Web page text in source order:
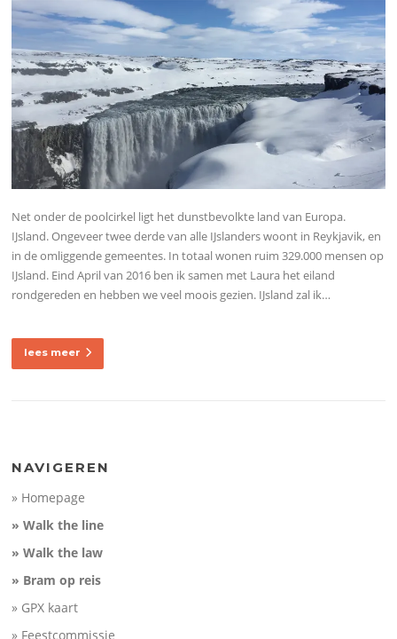
Net onder de poolcirkel ligt het dunstbevolkte land van Europa.
IJsland. Ongeveer twee derde van alle IJslanders woont in Reykjavik, en
in de omliggende gemeentes. In totaal wonen ruim 329.000 mensen op
IJsland. Eind April van 2016 ben ik samen met Laura het eiland
rondgereden en hebben we veel moois gezien. IJsland zal ik…
lees meer
NAVIGEREN
» Homepage
» Walk the line
» Walk the law
» Bram op reis
» GPX kaart
» Feestcommissie